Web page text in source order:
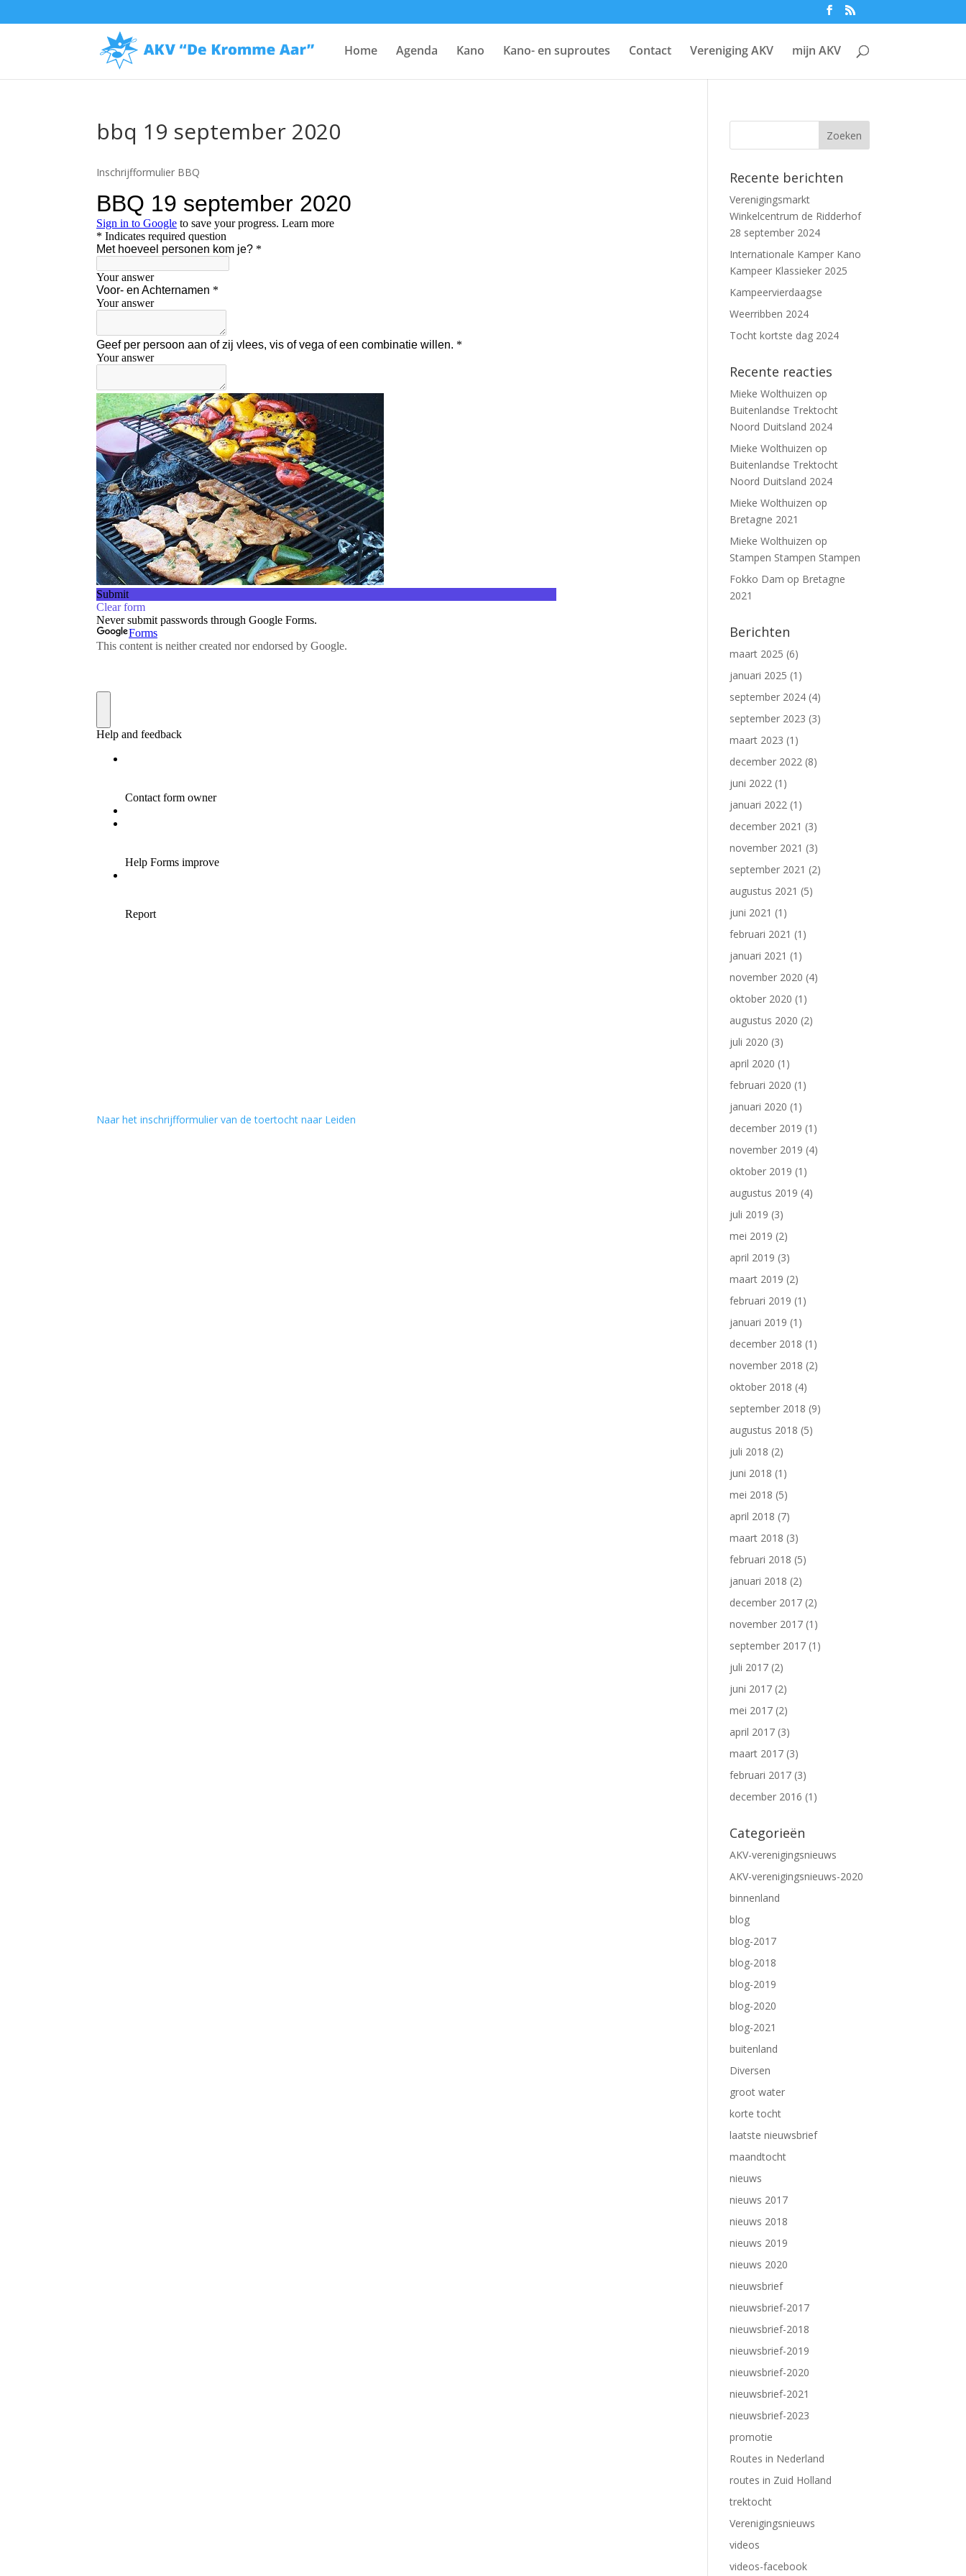
Home Agenda Kano Kano- en suproutes Contact Vereniging AKV mijn AKV
bbq 19 september 2020
Inschrijfformulier BBQ
Naar het inschrijfformulier van de toertocht naar Leiden
Recente berichten
Verenigingsmarkt
Winkelcentrum de Ridderhof
28 september 2024
Internationale Kamper Kano
Kampeer Klassieker 2025
Kampeervierdaagse
Weerribben 2024
Tocht kortste dag 2024
Recente reacties
Mieke Wolthuizen op
Buitenlandse Trektocht
Noord Duitsland 2024
Mieke Wolthuizen op
Buitenlandse Trektocht
Noord Duitsland 2024
Mieke Wolthuizen op
Bretagne 2021
Mieke Wolthuizen op
Stampen Stampen Stampen
Fokko Dam op Bretagne
2021
Berichten
maart 2025 (6)
januari 2025 (1)
september 2024 (4)
september 2023 (3)
maart 2023 (1)
december 2022 (8)
juni 2022 (1)
januari 2022 (1)
december 2021 (3)
november 2021 (3)
september 2021 (2)
augustus 2021 (5)
juni 2021 (1)
februari 2021 (1)
januari 2021 (1)
november 2020 (4)
oktober 2020 (1)
augustus 2020 (2)
juli 2020 (3)
april 2020 (1)
februari 2020 (1)
januari 2020 (1)
december 2019 (1)
november 2019 (4)
oktober 2019 (1)
augustus 2019 (4)
juli 2019 (3)
mei 2019 (2)
april 2019 (3)
maart 2019 (2)
februari 2019 (1)
januari 2019 (1)
december 2018 (1)
november 2018 (2)
oktober 2018 (4)
september 2018 (9)
augustus 2018 (5)
juli 2018 (2)
juni 2018 (1)
mei 2018 (5)
april 2018 (7)
maart 2018 (3)
februari 2018 (5)
januari 2018 (2)
december 2017 (2)
november 2017 (1)
september 2017 (1)
juli 2017 (2)
juni 2017 (2)
mei 2017 (2)
april 2017 (3)
maart 2017 (3)
februari 2017 (3)
december 2016 (1)
Categorieën
AKV-verenigingsnieuws
AKV-verenigingsnieuws-2020
binnenland
blog
blog-2017
blog-2018
blog-2019
blog-2020
blog-2021
buitenland
Diversen
groot water
korte tocht
laatste nieuwsbrief
maandtocht
nieuws
nieuws 2017
nieuws 2018
nieuws 2019
nieuws 2020
nieuwsbrief
nieuwsbrief-2017
nieuwsbrief-2018
nieuwsbrief-2019
nieuwsbrief-2020
nieuwsbrief-2021
nieuwsbrief-2023
promotie
Routes in Nederland
routes in Zuid Holland
trektocht
Verenigingsnieuws
videos
videos-facebook